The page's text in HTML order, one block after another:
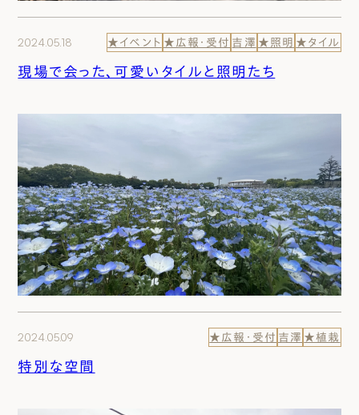
2024.05.18 ★イベント ★広報・受付 吉澤 ★照明 ★タイル
現場で会った、可愛いタイルと照明たち
2024.05.09 ★広報・受付 吉澤 ★植栽
特別な空間